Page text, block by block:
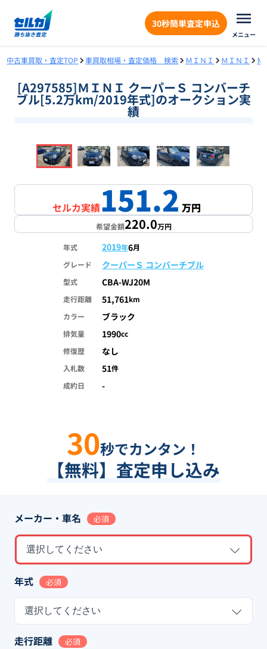
30秒簡単査定申込
メニュー
中古車買取・査定TOP 車買取相場・査定価格 検索 ＭＩＮＩ ＭＩＮＩ Ｍ
[A297585]ＭＩＮＩ クーパーＳ コンバーチ
ブル[5.2万km/2019年式]のオークション実
績
1/18
セルカ実績151.2万円
希望金額220.0万円
年式 2019年6月
グレード
クーパーＳ コンバーチブル
型式 CBA-WJ20M
走行距離 51,761km
カラー
ブラック
排気量 1990cc
修復歴
なし
入札数 51件
成約日
-
30秒でカンタン！
【無料】査定申し込み
メーカー・車名 必須
選択してください
年式 必須
選択してください
走行距離 必須